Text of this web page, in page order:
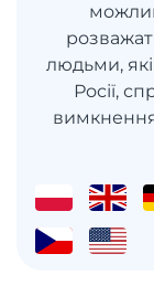
людьми, які
Росії,